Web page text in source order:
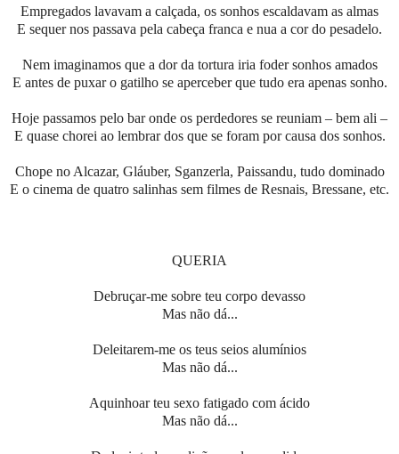
Empregados lavavam a calçada, os sonhos escaldavam as almas
E sequer nos passava pela cabeça franca e nua a cor do pesadelo.
Nem imaginamos que a dor da tortura iria foder sonhos amados
E antes de puxar o gatilho se aperceber que tudo era apenas sonho.
Hoje passamos pelo bar onde os perdedores se reuniam – bem ali –
E quase chorei ao lembrar dos que se foram por causa dos sonhos.
Chope no Alcazar, Gláuber, Sganzerla, Paissandu, tudo dominado
E o cinema de quatro salinhas sem filmes de Resnais, Bressane, etc.
QUERIA
Debruçar-me sobre teu corpo devasso
Mas não dá...
Deleitarem-me os teus seios alumínios
Mas não dá...
Aquinhoar teu sexo fatigado com ácido
Mas não dá...